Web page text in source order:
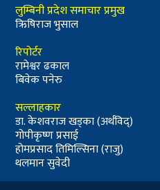
लुम्बिनी प्रदेश समाचार प्रमुख
ऋिषिराज भुसाल
रिपोर्टर
रामेश्वर ढकाल
बिवेक पनेरु
सल्लाहकार
डा. केशवराज खड्का (अर्थविद्)
गोपीकृष्ण प्रसाई
होमप्रसाद तिमिल्सिना (राजु)
थलमान सुवेदी